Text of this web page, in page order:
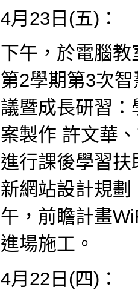
4月23日(五)：
下午，於電腦
第2學期第3次
議暨成長研習
案製作 許文華
進行課後學習
新網站設計規
午，前瞻計畫
進場施工。
4月22日(四)：